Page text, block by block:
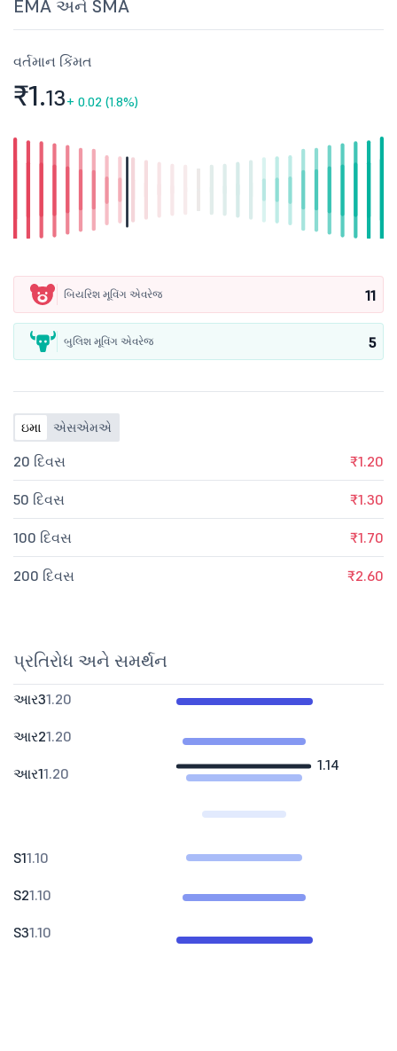
EMA અને SMA
વર્તમાન કિંમત
₹1.13+ 0.02 (1.8%)
બિયરિશ મૂવિંગ એવરેજ 11
બુલિશ મૂવિંગ એવરેજ 5
ઇમા એસએમએ
20 દિવસ ₹1.20
50 દિવસ ₹1.30
100 દિવસ ₹1.70
200 દિવસ ₹2.60
પ્રતિરોધ અને સમર્થન
1.14
આર31.20
આર21.20
આર11.20
S11.10
S21.10
S31.10